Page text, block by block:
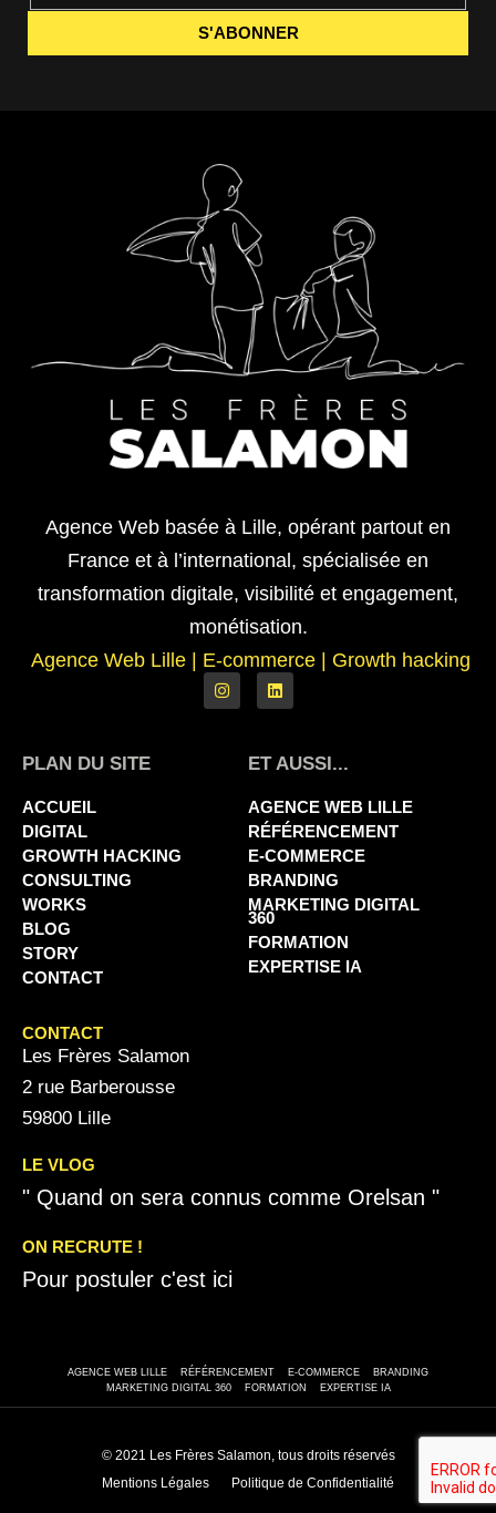
S'ABONNER
Agence Web basée à Lille, opérant partout en
France et à l’international, spécialisée en
transformation digitale, visibilité et engagement,
monétisation.
Agence Web Lille
E-commerce | Growth hacking
PLAN DU SITE
ACCUEIL
DIGITAL
GROWTH HACKING
CONSULTING
WORKS
BLOG
STORY
CONTACT
ET AUSSI...
AGENCE WEB LILLE
RÉFÉRENCEMENT
E-COMMERCE
BRANDING
MARKETING DIGITAL
360
FORMATION
EXPERTISE IA
CONTACT
Les Frères Salamon
2 rue Barberousse
59800 Lille
LE VLOG
" Quand on sera connus comme Orelsan "
ON RECRUTE !
Pour postuler c'est ici
AGENCE WEB LILLE RÉFÉRENCEMENT E-COMMERCE
BRANDING
MARKETING DIGITAL 360
FORMATION EXPERTISE IA
© 2021 Les Frères Salamon, tous droits réservés
Mentions Légales
Politique de Confidentialité